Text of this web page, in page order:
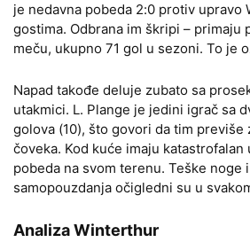
je nedavna pobeda 2:0 protiv upravo
gostima. Odbrana im škripi – primaju
meču, ukupno 71 gol u sezoni. To je
Napad takođe deluje zubato sa
utakmici. L. Plange je jedini igrač sa
golova (10), što govori da tim previše
čoveka. Kod kuće imaju katastrofalan
pobeda na svom terenu. Teške noge
samopouzdanja očigledni su u
Analiza Winterthur